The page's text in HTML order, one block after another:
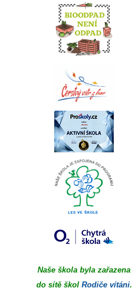
Naše škola byla zařazena
do sítě škol Rodiče vítáni.